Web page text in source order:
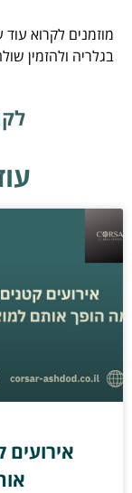
מוזמנים לקרוא עוד
בגלריה ולהזמין